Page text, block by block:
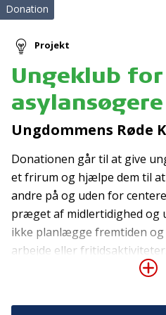
Vores
Donation
Projekt
Ungeklub
asylansøgere
Ungdommens Røde
Donationen går til at give
et frirum og hjælpe dem til
andre på og uden for
præget af midlertidighed og
ikke planlægge fremtiden
arbejde eller
for mange, og fordi de
belastningen og
Tilmeld nyhedsbrev
De seneste nyheder om
aktiviteter direkte i din indbakke.